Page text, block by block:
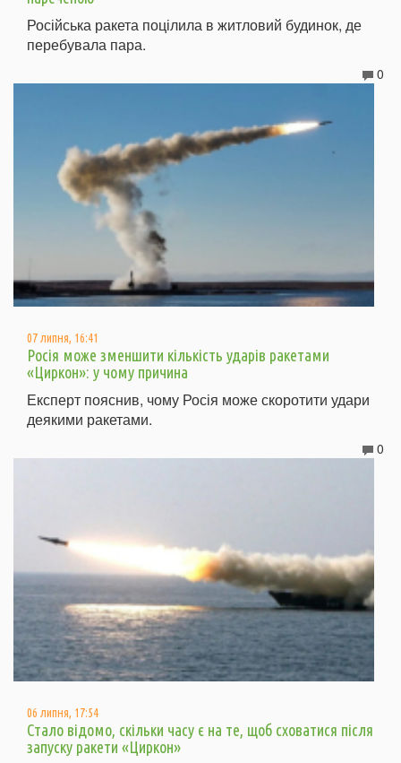
Російська ракета поцілила в житловий будинок, де
перебувала пара.
0
07 липня, 16:41
Росія може зменшити кількість ударів ракетами
«Циркон»: у чому причина
Експерт пояснив, чому Росія може скоротити удари
деякими ракетами.
0
06 липня, 17:54
Стало відомо, скільки часу є на те, щоб сховатися після
запуску ракети «Циркон»